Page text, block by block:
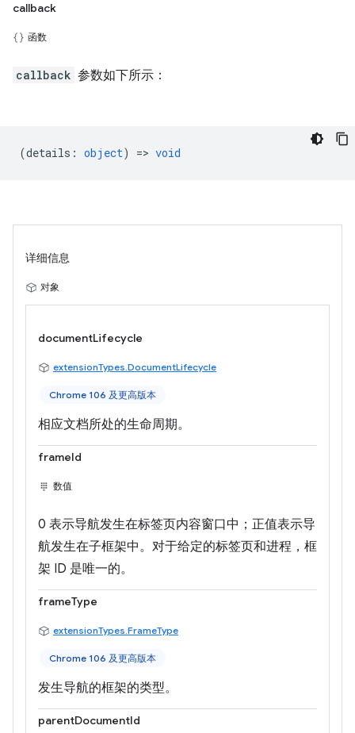
callback
函数
callback 参数如下所示：
(details : object) => void
详细信息
对象
documentLifecycle
extensionTypes.DocumentLifecycle
Chrome 106 及更高版本
相应文档所处的生命周期。
frameId
数值
0 表示导航发生在标签页内容窗口中；正值表示导
航发生在子框架中。对于给定的标签页和进程，框
架 ID 是唯一的。
frameType
extensionTypes.FrameType
Chrome 106 及更高版本
发生导航的框架的类型。
parentDocumentId